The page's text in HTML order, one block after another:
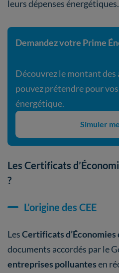
leurs dépenses énergétiques.
Demandez votre Prime
Découvrez le montant des
pouvez prétendre pour
énergétique.
Simuler
Les Certificats
?
L’origine des CEE
LesCertificats d’Économies
documents accordés par le
entreprises polluantesen